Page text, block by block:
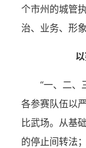
个市州的城管
治、业务、形
“一、二、
各参赛队伍以
比武场。从基
的停止间转法